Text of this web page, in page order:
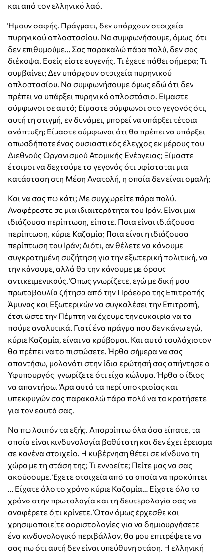
και από τον ελληνικό λαό.
Ήμουν σαφής. Πράγματι, δεν υπάρχουν στοιχεία
πυρηνικού οπλοστασίου. Να συμφωνήσουμε, όμως, ότι
δεν επιθυμούμε… Σας παρακαλώ πάρα πολύ, δεν σας
διέκοψα. Εσείς είστε ευγενής. Τι έχετε πάθει σήμερα; Τι
συμβαίνει; Δεν υπάρχουν στοιχεία πυρηνικού
οπλοστασίου. Να συμφωνήσουμε όμως εδώ ότι δεν
πρέπει να υπάρξει πυρηνικό οπλοστάσιο. Είμαστε
σύμφωνοι σε αυτό; Είμαστε σύμφωνοι στο γεγονός ότι,
αυτή τη στιγμή, εν δυνάμει, μπορεί να υπάρξει τέτοια
ανάπτυξη; Είμαστε σύμφωνοι ότι θα πρέπει να υπάρξει
οπωσδήποτε ένας ουσιαστικός έλεγχος εκ μέρους του
Διεθνούς Οργανισμού Ατομικής Ενέργειας; Είμαστε
έτοιμοι να δεχτούμε το γεγονός ότι υφίσταται μια
κατάσταση στη Μέση Ανατολή, η οποία δεν είναι ομαλή;
Και να σας πω κάτι; Με συγχωρείτε πάρα πολύ.
Αναφέρεστε σε μια ιδιαιτερότητα του Ιράν. Είναι μια
ιδιάζουσα περίπτωση, είπατε. Ποια είναι ιδιάζουσα
περίπτωση, κύριε Καζαμία; Ποια είναι η ιδιάζουσα
περίπτωση του Ιράν; Διότι, αν θέλετε να κάνουμε
συγκροτημένη συζήτηση για την εξωτερική πολιτική, να
την κάνουμε, αλλά θα την κάνουμε με όρους
αντικειμενικούς. Όπως γνωρίζετε, εγώ με δική μου
πρωτοβουλία ζήτησα από την Πρόεδρο της Επιτροπής
Άμυνας και Εξωτερικών να συγκαλέσει την Επιτροπή,
έτσι ώστε την Πέμπτη να έχουμε την ευκαιρία να τα
πούμε αναλυτικά. Γιατί ένα πράγμα που δεν κάνω εγώ,
κύριε Καζαμία, είναι να κρύβομαι. Και αυτό τουλάχιστον
θα πρέπει να το πιστώσετε. Ήρθα σήμερα να σας
απαντήσω, μολονότι στην ίδια ερώτησή σας απήντησε ο
Υφυπουργός, γνωρίζετε ότι είχα κώλυμα. Ήρθα ο ίδιος
να απαντήσω. Άρα αυτά τα περί υποκρισίας και
υπεκφυγών σας παρακαλώ πάρα πολύ να τα κρατήσετε
για τον εαυτό σας.
Να πω λοιπόν τα εξής. Απορρίπτω όλα όσα είπατε, τα
οποία είναι κινδυνολογία βαθύτατη και δεν έχει έρεισμα
σε κανένα στοιχείο. Η κυβέρνηση θέτει σε κίνδυνο τη
χώρα με τη στάση της; Τι εννοείτε; Πείτε μας να σας
ακούσουμε. Έχετε στοιχεία από τα οποία να προκύπτει
… Είχατε όλο το χρόνο κύριε Καζαμία… Είχατε όλο το
χρόνο στην πρωτολογία και τη δευτερολογία σας να
αναφέρετε ό,τι κρίνετε. Όταν όμως έρχεσθε και
χρησιμοποιείτε αοριστολογίες για να δημιουργήσετε
ένα κινδυνολογικό περιβάλλον, θα μου επιτρέψετε να
σας πω ότι αυτή δεν είναι υπεύθυνη στάση. Η ελληνική